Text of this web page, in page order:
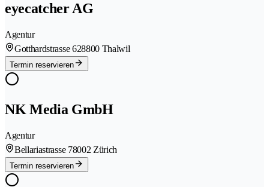
eyecatcher AG
Agentur
Gotthardstrasse 628800 Thalwil
Termin reservieren
NK Media GmbH
Agentur
Bellariastrasse 78002 Zürich
Termin reservieren